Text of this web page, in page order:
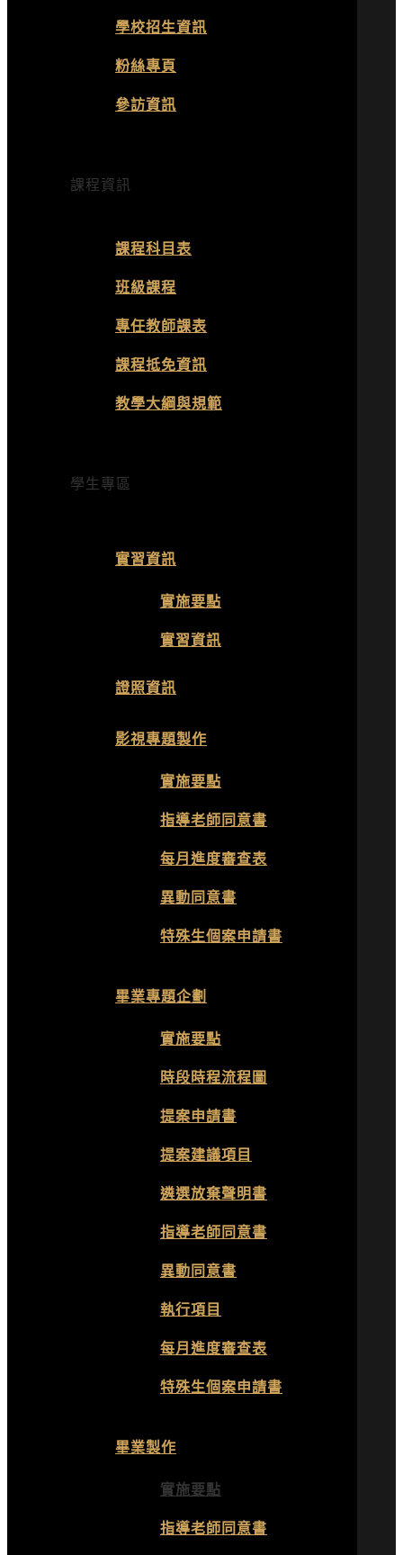
學校招生資訊
粉絲專頁
參訪資訊
課程資訊
課程科目表
班級課程
專任教師課表
課程抵免資訊
教學大綱與規範
學生專區
實習資訊
實施要點
實習資訊
證照資訊
影視專題製作
實施要點
指導老師同意書
每月進度審查表
異動同意書
特殊生個案申請書
畢業專題企劃
實施要點
時段時程流程圖
提案申請書
提案建議項目
遴選放棄聲明書
指導老師同意書
異動同意書
執行項目
每月進度審查表
特殊生個案申請書
畢業製作
實施要點
指導老師同意書